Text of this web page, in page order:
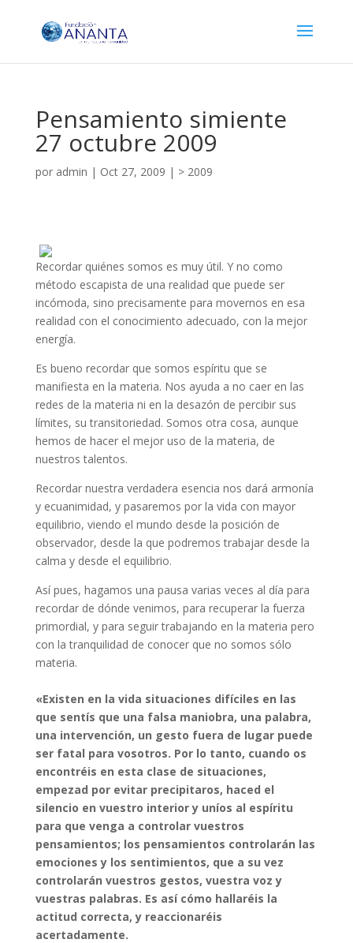
Pensamiento simiente
27 octubre 2009
por admin | Oct 27, 2009 | > 2009
Recordar quiénes somos es muy útil. Y no como
método escapista de una realidad que puede ser
incómoda, sino precisamente para movernos en esa
realidad con el conocimiento adecuado, con la mejor
energía.
Es bueno recordar que somos espíritu que se
manifiesta en la materia. Nos ayuda a no caer en las
redes de la materia ni en la desazón de percibir sus
límites, su transitoriedad. Somos otra cosa, aunque
hemos de hacer el mejor uso de la materia, de
nuestros talentos.
Recordar nuestra verdadera esencia nos dará armonía
y ecuanimidad, y pasaremos por la vida con mayor
equilibrio, viendo el mundo desde la posición de
observador, desde la que podremos trabajar desde la
calma y desde el equilibrio.
Así pues, hagamos una pausa varias veces al día para
recordar de dónde venimos, para recuperar la fuerza
primordial, y para seguir trabajando en la materia pero
con la tranquilidad de conocer que no somos sólo
materia.
«Existen en la vida situaciones difíciles en las
que sentís que una falsa maniobra, una palabra,
una intervención, un gesto fuera de lugar puede
ser fatal para vosotros. Por lo tanto, cuando os
encontréis en esta clase de situaciones,
empezad por evitar precipitaros, haced el
silencio en vuestro interior y uníos al espíritu
para que venga a controlar vuestros
pensamientos; los pensamientos controlarán las
emociones y los sentimientos, que a su vez
controlarán vuestros gestos, vuestra voz y
vuestras palabras. Es así cómo hallaréis la
actitud correcta, y reaccionaréis
acertadamente.